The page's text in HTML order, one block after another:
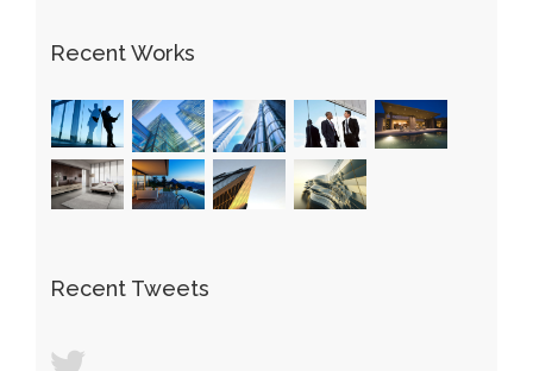
Recent Works
Recent Tweets